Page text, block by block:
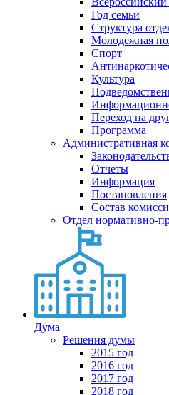
Год семьи
Структура
Молодежная
Спорт
Культура
Переход на
Программа
Административная
Отчеты
Информация
Постановления
Состав
Отдел нормативно-
Дума
Решения думы
2015 год
2016 год
2017 год
2018 год